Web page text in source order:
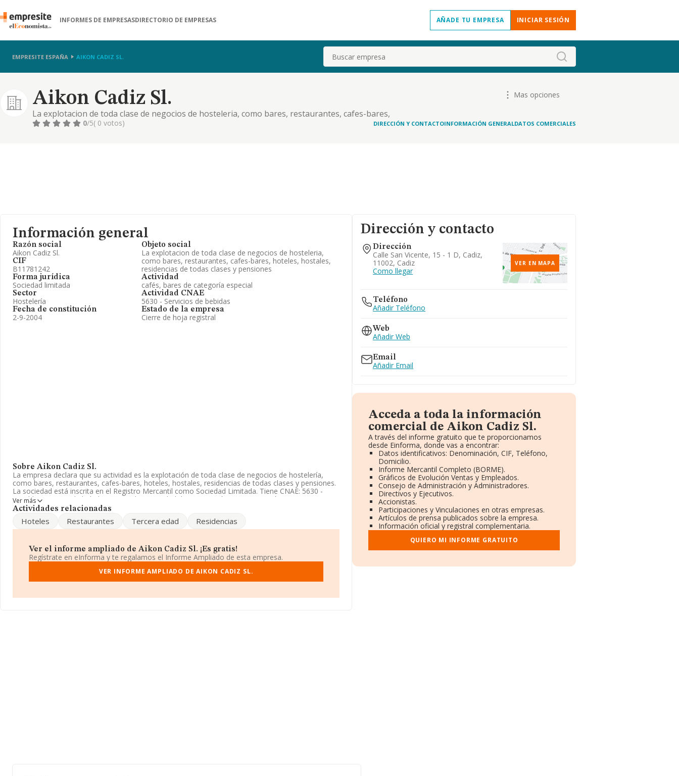
INFORMES DE EMPRESASDIRECTORIO DE EMPRESAS AÑADE TU EMPRESA INICIAR SESIÓN
EMPRESITE ESPAÑA AIKON CADIZ SL. Buscar
Aikon Cadiz Sl.
La explotacion de toda clase de negocios de hosteleria, como bares, restaurantes, cafes-bares,
hoteles, hostales, residencias de todas clases y pensiones
Mas opciones
0/5( 0 votos) DIRECCIÓN Y CONTACTOINFORMACIÓN GENERALDATOS COMERCIALES
Información general
Razón social
Aikon Cadiz Sl.
CIF
B11781242
Forma jurídica
Sociedad limitada
Sector
Hostelería
Fecha de constitución
2-9-2004
Objeto social
La explotacion de toda clase de negocios de hosteleria,
como bares, restaurantes, cafes-bares, hoteles, hostales,
residencias de todas clases y pensiones
Actividad
cafés, bares de categoría especial
Actividad CNAE
5630 - Servicios de bebidas
Estado de la empresa
Cierre de hoja registral
Sobre Aikon Cadiz Sl.
La empresa declara que su actividad es la explotación de toda clase de negocios de hostelería,
como bares, restaurantes, cafes-bares, hoteles, hostales, residencias de todas clases y pensiones.
La sociedad está inscrita en el Registro Mercantil como Sociedad Limitada. Tiene CNAE: 5630 -
'Establecimientos de bebidas'. No realiza actividad de importación y/o exportación.
núm. 15 1 D, (11002), en el municipio de Cádiz, Andalucía.
facturación asciende a 5.524 millones de euros y la media entre todas las compañías es de 82 mil
euros de ventas. Teniendo en cuenta la información sobre Cádiz, en la base de datos INFORMA
constan 1553 empresas, cuyas ventas han obtenido los 137 millones de euros. Finalmente, para
completar los datos de sector los empleados de media son 2; la antigüedad alcanza los 16 años
desde la constitución.
Ver más
Actividades relacionadas
Hoteles Restaurantes Tercera edad Residencias
Ver el informe ampliado de Aikon Cadiz Sl. ¡Es gratis!
Regístrate en eInforma y te regalamos el Informe Ampliado de esta empresa.
VER INFORME AMPLIADO DE AIKON CADIZ SL.
Dirección y contacto
Dirección
Calle San Vicente, 15 - 1 D, Cadiz,
11002, Cadiz
Como llegar
VER EN MAPA
Teléfono
Añadir Teléfono
Web
Añadir Web
Email
Añadir Email
Acceda a toda la información
comercial de Aikon Cadiz Sl.
A través del informe gratuito que te proporcionamos
desde Einforma, donde vas a encontrar:
Datos identificativos: Denominación, CIF, Teléfono,
Domicilio.
Informe Mercantil Completo (BORME).
Gráficos de Evolución Ventas y Empleados.
Consejo de Administración y Administradores.
Directivos y Ejecutivos.
Accionistas.
Participaciones y Vinculaciones en otras empresas.
Artículos de prensa publicados sobre la empresa.
Información oficial y registral complementaria.
QUIERO MI INFORME GRATUITO